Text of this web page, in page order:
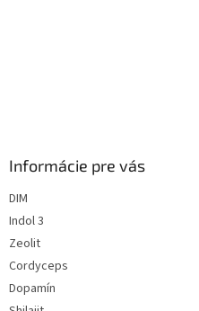
Informácie pre vás
DIM
Indol 3
Zeolit
Cordyceps
Dopamín